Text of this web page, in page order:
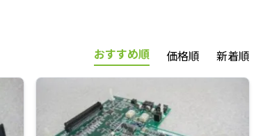
おすすめ順 価格順 新着順